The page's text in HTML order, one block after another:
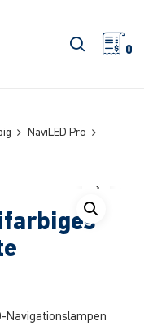
Suche
0
NaviLED Pro
Navigationslampen